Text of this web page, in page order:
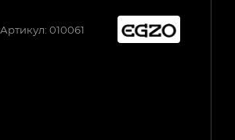
Артикул: 010061